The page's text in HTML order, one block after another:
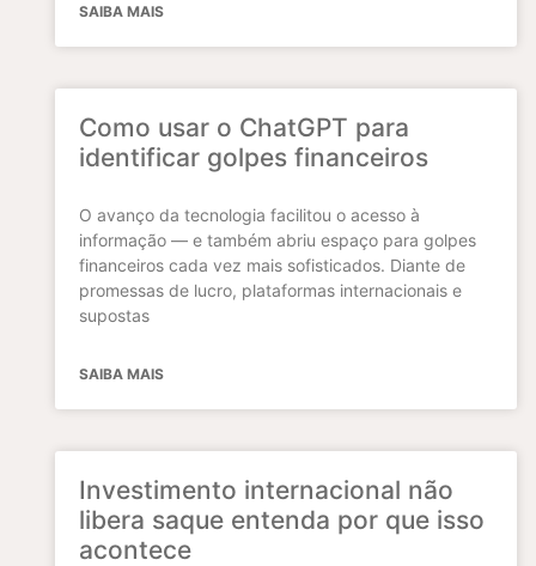
SAIBA MAIS
Como usar o ChatGPT para
identificar golpes financeiros
O avanço da tecnologia facilitou o acesso à
informação — e também abriu espaço para golpes
financeiros cada vez mais sofisticados. Diante de
promessas de lucro, plataformas internacionais e
supostas
SAIBA MAIS
Investimento internacional não
libera saque entenda por que isso
acontece